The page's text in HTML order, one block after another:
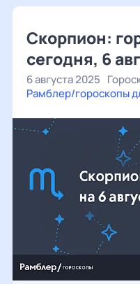
Скорпион:
сегодня, 6
6 августа 2025
Рамблер/гороскопы